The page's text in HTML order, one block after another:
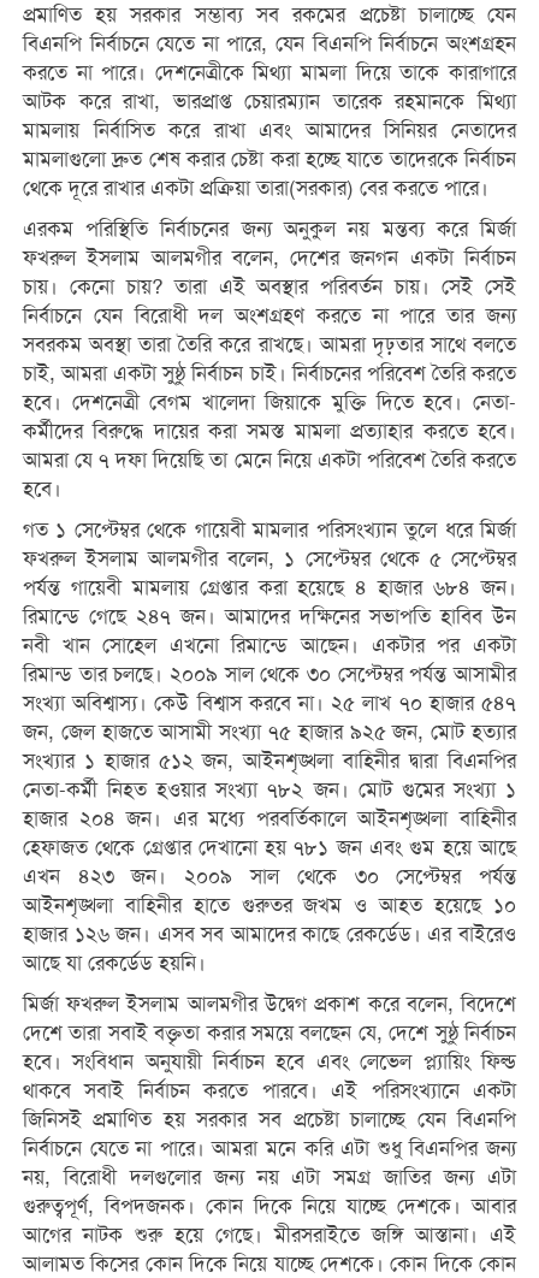
প্রমাণিত হয় সরকার সম্ভাব্য সব রকমের প্রচেষ্টা চালাচ্ছে যেন
বিএনপি নির্বাচনে যেতে না পারে, যেন বিএনপি নির্বাচনে অংশগ্রহন
করতে না পারে। দেশনেত্রীকে মিথ্যা মামলা দিয়ে তাকে কারাগারে
আটক করে রাখা, ভারপ্রাপ্ত চেয়ারম্যান তারেক রহমানকে মিথ্যা
মামলায় নির্বাসিত করে রাখা এবং আমাদের সিনিয়র নেতাদের
মামলাগুলো দ্রুত শেষ করার চেষ্টা করা হচ্ছে যাতে তাদেরকে নির্বাচন
থেকে দূরে রাখার একটা প্রক্রিয়া তারা(সরকার) বের করতে পারে।
এরকম পরিস্থিতি নির্বাচনের জন্য অনুকুল নয় মন্তব্য করে মির্জা
ফখরুল ইসলাম আলমগীর বলেন, দেশের জনগন একটা নির্বাচন
চায়। কেনো চায়? তারা এই অবস্থার পরিবর্তন চায়। সেই সেই
নির্বাচনে যেন বিরোধী দল অংশগ্রহণ করতে না পারে তার জন্য
সবরকম অবস্থা তারা তৈরি করে রাখছে। আমরা দৃঢ়তার সাথে বলতে
চাই, আমরা একটা সুষ্ঠু নির্বাচন চাই। নির্বাচনের পরিবেশ তৈরি করতে
হবে। দেশনেত্রী বেগম খালেদা জিয়াকে মুক্তি দিতে হবে। নেতা-
কর্মীদের বিরুদ্ধে দায়ের করা সমস্ত মামলা প্রত্যাহার করতে হবে।
আমরা যে ৭ দফা দিয়েছি তা মেনে নিয়ে একটা পরিবেশ তৈরি করতে
হবে।
গত ১ সেপ্টেম্বর থেকে গায়েবী মামলার পরিসংখ্যান তুলে ধরে মির্জা
ফখরুল ইসলাম আলমগীর বলেন, ১ সেপ্টেম্বর থেকে ৫ সেপ্টেম্বর
পর্যন্ত গায়েবী মামলায় গ্রেপ্তার করা হয়েছে ৪ হাজার ৬৮৪ জন।
রিমান্ডে গেছে ২৪৭ জন। আমাদের দক্ষিনের সভাপতি হাবিব উন
নবী খান সোহেল এখনো রিমান্ডে আছেন। একটার পর একটা
রিমান্ড তার চলছে। ২০০৯ সাল থেকে ৩০ সেপ্টেম্বর পর্যন্ত আসামীর
সংখ্যা অবিশ্বাস্য। কেউ বিশ্বাস করবে না। ২৫ লাখ ৭০ হাজার ৫৪৭
জন, জেল হাজতে আসামী সংখ্যা ৭৫ হাজার ৯২৫ জন, মোট হত্যার
সংখ্যার ১ হাজার ৫১২ জন, আইনশৃঙ্খলা বাহিনীর দ্বারা বিএনপির
নেতা-কর্মী নিহত হওয়ার সংখ্যা ৭৮২ জন। মোট গুমের সংখ্যা ১
হাজার ২০৪ জন। এর মধ্যে পরবর্তিকালে আইনশৃঙ্খলা বাহিনীর
হেফাজত থেকে গ্রেপ্তার দেখানো হয় ৭৮১ জন এবং গুম হয়ে আছে
এখন ৪২৩ জন। ২০০৯ সাল থেকে ৩০ সেপ্টেম্বর পর্যন্ত
আইনশৃঙ্খলা বাহিনীর হাতে গুরুতর জখম ও আহত হয়েছে ১০
হাজার ১২৬ জন। এসব সব আমাদের কাছে রেকর্ডেড। এর বাইরেও
আছে যা রেকর্ডেড হয়নি।
মির্জা ফখরুল ইসলাম আলমগীর উদ্বেগ প্রকাশ করে বলেন, বিদেশে
দেশে তারা সবাই বক্তৃতা করার সময়ে বলছেন যে, দেশে সুষ্ঠু নির্বাচন
হবে। সংবিধান অনুযায়ী নির্বাচন হবে এবং লেভেল প্ল্যায়িং ফিল্ড
থাকবে সবাই নির্বাচন করতে পারবে। এই পরিসংখ্যানে একটা
জিনিসই প্রমাণিত হয় সরকার সব প্রচেষ্টা চালাচ্ছে যেন বিএনপি
নির্বাচনে যেতে না পারে। আমরা মনে করি এটা শুধু বিএনপির জন্য
নয়, বিরোধী দলগুলোর জন্য নয় এটা সমগ্র জাতির জন্য এটা
গুরুত্বপূর্ণ, বিপদজনক। কোন দিকে নিয়ে যাচ্ছে দেশকে। আবার
আগের নাটক শুরু হয়ে গেছে। মীরসরাইতে জঙ্গি আস্তানা। এই
আলামত কিসের কোন দিকে নিয়ে যাচ্ছে দেশকে। কোন দিকে কোন